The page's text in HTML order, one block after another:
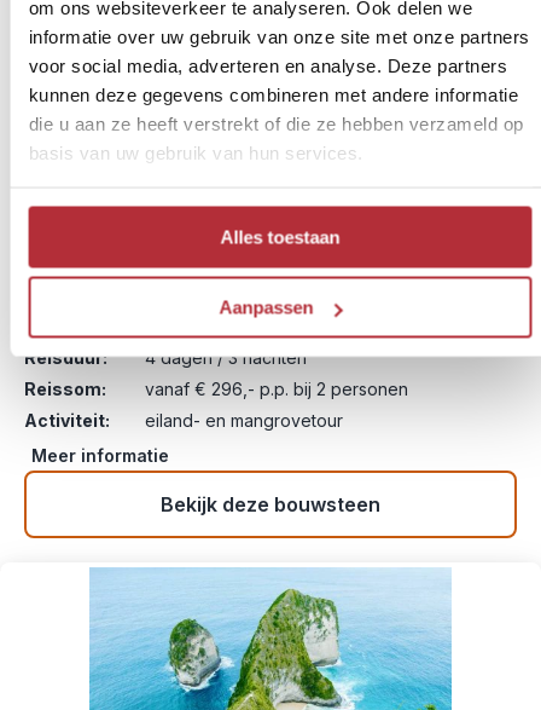
om ons websiteverkeer te analyseren. Ook delen we
informatie over uw gebruik van onze site met onze partners
voor social media, adverteren en analyse. Deze partners
kunnen deze gegevens combineren met andere informatie
die u aan ze heeft verstrekt of die ze hebben verzameld op
basis van uw gebruik van hun services.
Alles toestaan
Aanpassen
13 Rust op blotevoeteneiland
Reisduur:
4 dagen / 3 nachten
Reissom:
vanaf € 296,- p.p. bij 2 personen
Activiteit:
eiland- en mangrovetour
Meer informatie
Bekijk deze bouwsteen